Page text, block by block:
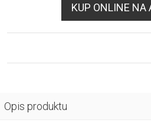
KUP ONLINE NA
Opis produktu